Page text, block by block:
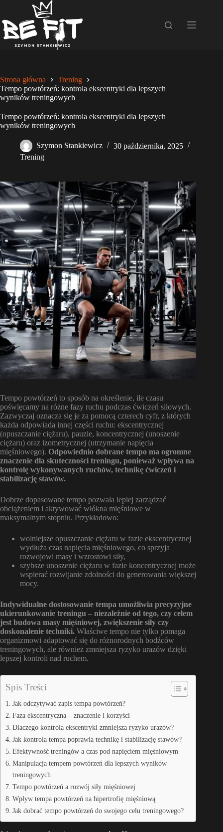
treści
Strona główna
Trening
Tempo powtórzeń: kontrola ekscentryki dla lepszych
wyników treningowych
Tempo powtórzeń: kontrola ekscentryki dla lepszych
wyników treningowych
Szymon Stankiewicz
30 października, 2025
Trening
Tempo powtórzeń to sposób na określenie, ile czasu
poświęcamy na różne fazy ruchu podczas ćwiczeń siłowych.
Zazwyczaj oznacza się je za pomocą czterech cyfr, z których
każda odpowiada innej części ruchu: ekscentrycznej
(opuszczanie ciężaru), pauzie, koncentrycznej (unoszenie
ciężaru) oraz izometrycznej (utrzymanie napięcia
mięśniowego). Odpowiednio dobrane tempo ma ogromne
znaczenie dla skuteczności treningu, ponieważ wpływa na
kontrolę wykonywanych ruchów, technikę ćwiczeń i
stabilizację stawów.
Dobrze dopasowane tempo pozwala lepiej zarządzać
obciążeniem i aktywować włókna mięśniowe w
maksymalnym stopniu. Przykładowo:
wolniejsze opuszczanie ciężaru w fazie ekscentrycznej
wydłuża czas napięcia mięśniowego, co sprzyja
rozwojowi masy i wzrostowi siły,
szybsze unoszenie ciężaru w fazie koncentrycznej może
wspierać rozwijanie zdolności do generowania większej
mocy.
Indywidualne dostosowanie tempa umożliwia precyzyjne
ukierunkowanie treningu – niezależnie od tego, czy celem
jest budowa masy mięśniowej, zwiększenie siły czy
doskonalenie techniki. Właściwe tempo nie tylko pomaga
organizmowi adaptować się do różnorodnych bodźców
treningowych, ale również zmniejsza ryzyko urazów dzięki
lepszej kontroli nad ruchem.
Spis Treści
Jak odczytywać zapis tempa powtórzeń?
Faza ekscentryczna – znaczenie i korzyści
Dlaczego kontrola ekscentryki zmniejsza ryzyko urazów?
Jak kontrola tempa poprawia technikę i stabilizację stawów?
Efektywność treningów a czas pod napięciem mięśniowym
Manipulacja tempem powtórzeń dla lepszych wyników
treningowych
Tempo powtórzeń a rozwój siły mięśniowej
Wpływ tempa powtórzeń na hipertrofię mięśniową
Jak dobrać tempo powtórzeń do swojego celu treningowego?